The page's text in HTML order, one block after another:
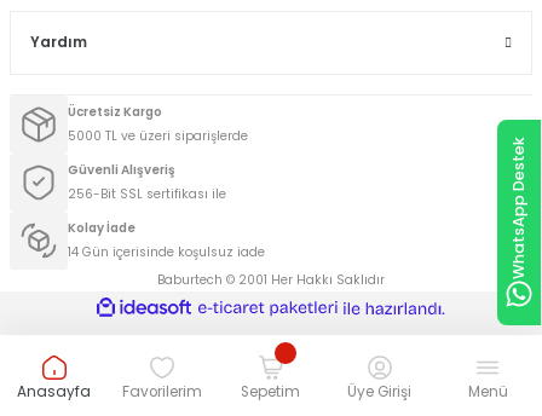
Yardım
Ücretsiz Kargo
5000 TL ve üzeri siparişlerde
Güvenli Alışveriş
256-Bit SSL sertifikası ile
Kolay İade
14 Gün içerisinde koşulsuz iade
Baburtech © 2001 Her Hakkı Saklıdır
WhatsApp Destek
Anasayfa Favorilerim Sepetim Üye Girişi Menü
ideasoft
e-
hazırlandı.